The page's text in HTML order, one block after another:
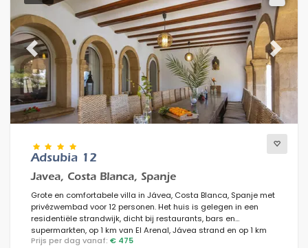
Previous Next
Adsubia 12
Javea, Costa Blanca, Spanje
Grote en comfortabele villa in Jávea, Costa Blanca, Spanje met
privézwembad voor 12 personen. Het huis is gelegen in een
residentiële strandwijk, dicht bij restaurants, bars en
supermarkten, op 1 km van El Arenal, Jávea strand en op 1 km
van de Middellandse Zee, Jávea.
Prijs per dag vanaf: € 475